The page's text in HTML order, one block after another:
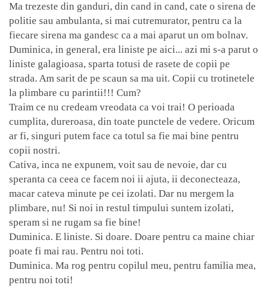
Ma trezeste din ganduri, din cand in cand, cate o sirena de
politie sau ambulanta, si mai cutremurator, pentru ca la
fiecare sirena ma gandesc ca a mai aparut un om bolnav.
Duminica, in general, era liniste pe aici... azi mi s-a parut o
liniste galagioasa, sparta totusi de rasete de copii pe
strada. Am sarit de pe scaun sa ma uit. Copii cu trotinetele
la plimbare cu parintii!!! Cum?
Traim ce nu credeam vreodata ca voi trai! O perioada
cumplita, dureroasa, din toate punctele de vedere. Oricum
ar fi, singuri putem face ca totul sa fie mai bine pentru
copii nostri.
Cativa, inca ne expunem, voit sau de nevoie, dar cu
speranta ca ceea ce facem noi ii ajuta, ii deconecteaza,
macar cateva minute pe cei izolati. Dar nu mergem la
plimbare, nu! Si noi in restul timpului suntem izolati,
speram si ne rugam sa fie bine!
Duminica. E liniste. Si doare. Doare pentru ca maine chiar
poate fi mai rau. Pentru noi toti.
Duminica. Ma rog pentru copilul meu, pentru familia mea,
pentru noi toti!